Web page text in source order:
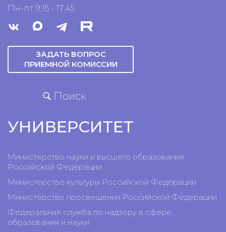
Пн-пт 9:15 - 17:45
ЗАДАТЬ ВОПРОС
ПРИЕМНОЙ КОМИССИИ
Поиск
УНИВЕРСИТЕТ
Министерство науки и высшего образования
Российской Федерации
Министерство культуры Российской Федерации
Министерство просвещения Российской Федерации
Федеральная служба по надзору в сфере
образования и науки